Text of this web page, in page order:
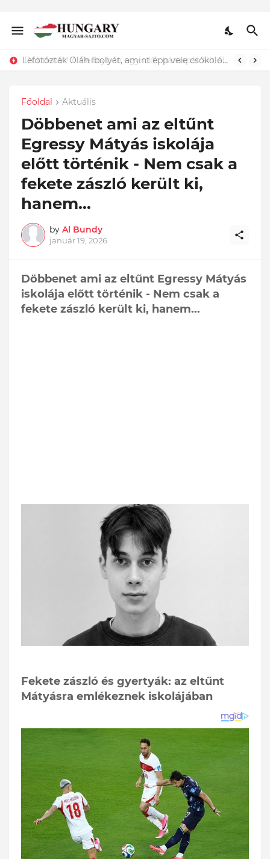
Lefotózták Oláh Ibolyát, amint épp vele csókolózik - EZT nem hiszed el, kinek a karjában kötött ki...ÍME
Főoldal Aktuális
Döbbenet ami az eltűnt
Egressy Mátyás iskolája
előtt történik - Nem csak a
fekete zászló került ki,
hanem...
by Al Bundy
január 19, 2026
Döbbenet ami az eltűnt Egressy Mátyás
iskolája előtt történik - Nem csak a
fekete zászló került ki, hanem...
Fekete zászló és gyertyák: az eltűnt
Mátyásra emlékeznek iskolájában